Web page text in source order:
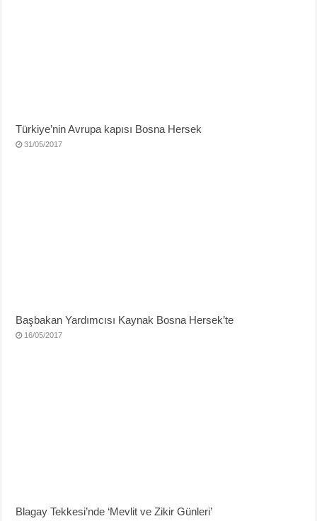
Türkiye’nin Avrupa kapısı Bosna Hersek
31/05/2017
Başbakan Yardımcısı Kaynak Bosna Hersek’te
16/05/2017
Blagay Tekkesi’nde ‘Mevlit ve Zikir Günleri’